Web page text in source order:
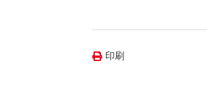
印刷